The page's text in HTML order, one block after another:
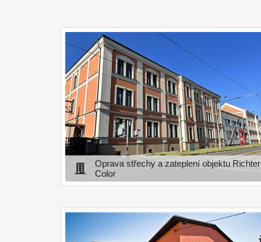
Oprava střechy a zateplení objektu Richter
Color